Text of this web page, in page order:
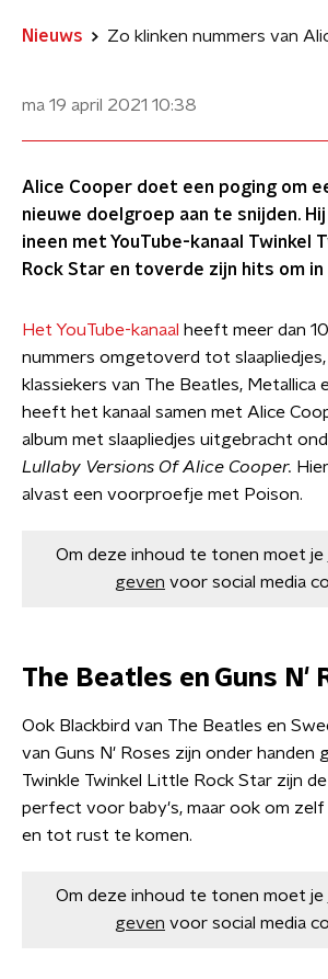
Nieuws
ma 19 april 2021 10:38
Alice Cooper doet een poging om
nieuwe doelgroep aan te snijden.
ineen met YouTube-kanaal Twinkel
Rock Star en toverde zijn hits om in
Het YouTube-kanaal heeft meer dan
nummers omgetoverd tot
klassiekers van The Beatles, Metallica
heeft het kanaal samen met Alice
album met slaapliedjes uitgebracht
Lullaby Versions Of Alice Cooper.
alvast een voorproefje met Poison.
Om deze inhoud te tonen moet je
geven voor social media
The Beatles en Guns N'
Ook Blackbird van The Beatles en
van Guns N' Roses zijn onder handen
Twinkle Twinkel Little Rock Star zijn de
perfect voor baby's, maar ook om
en tot rust te komen.
Om deze inhoud te tonen moet je
geven voor social media